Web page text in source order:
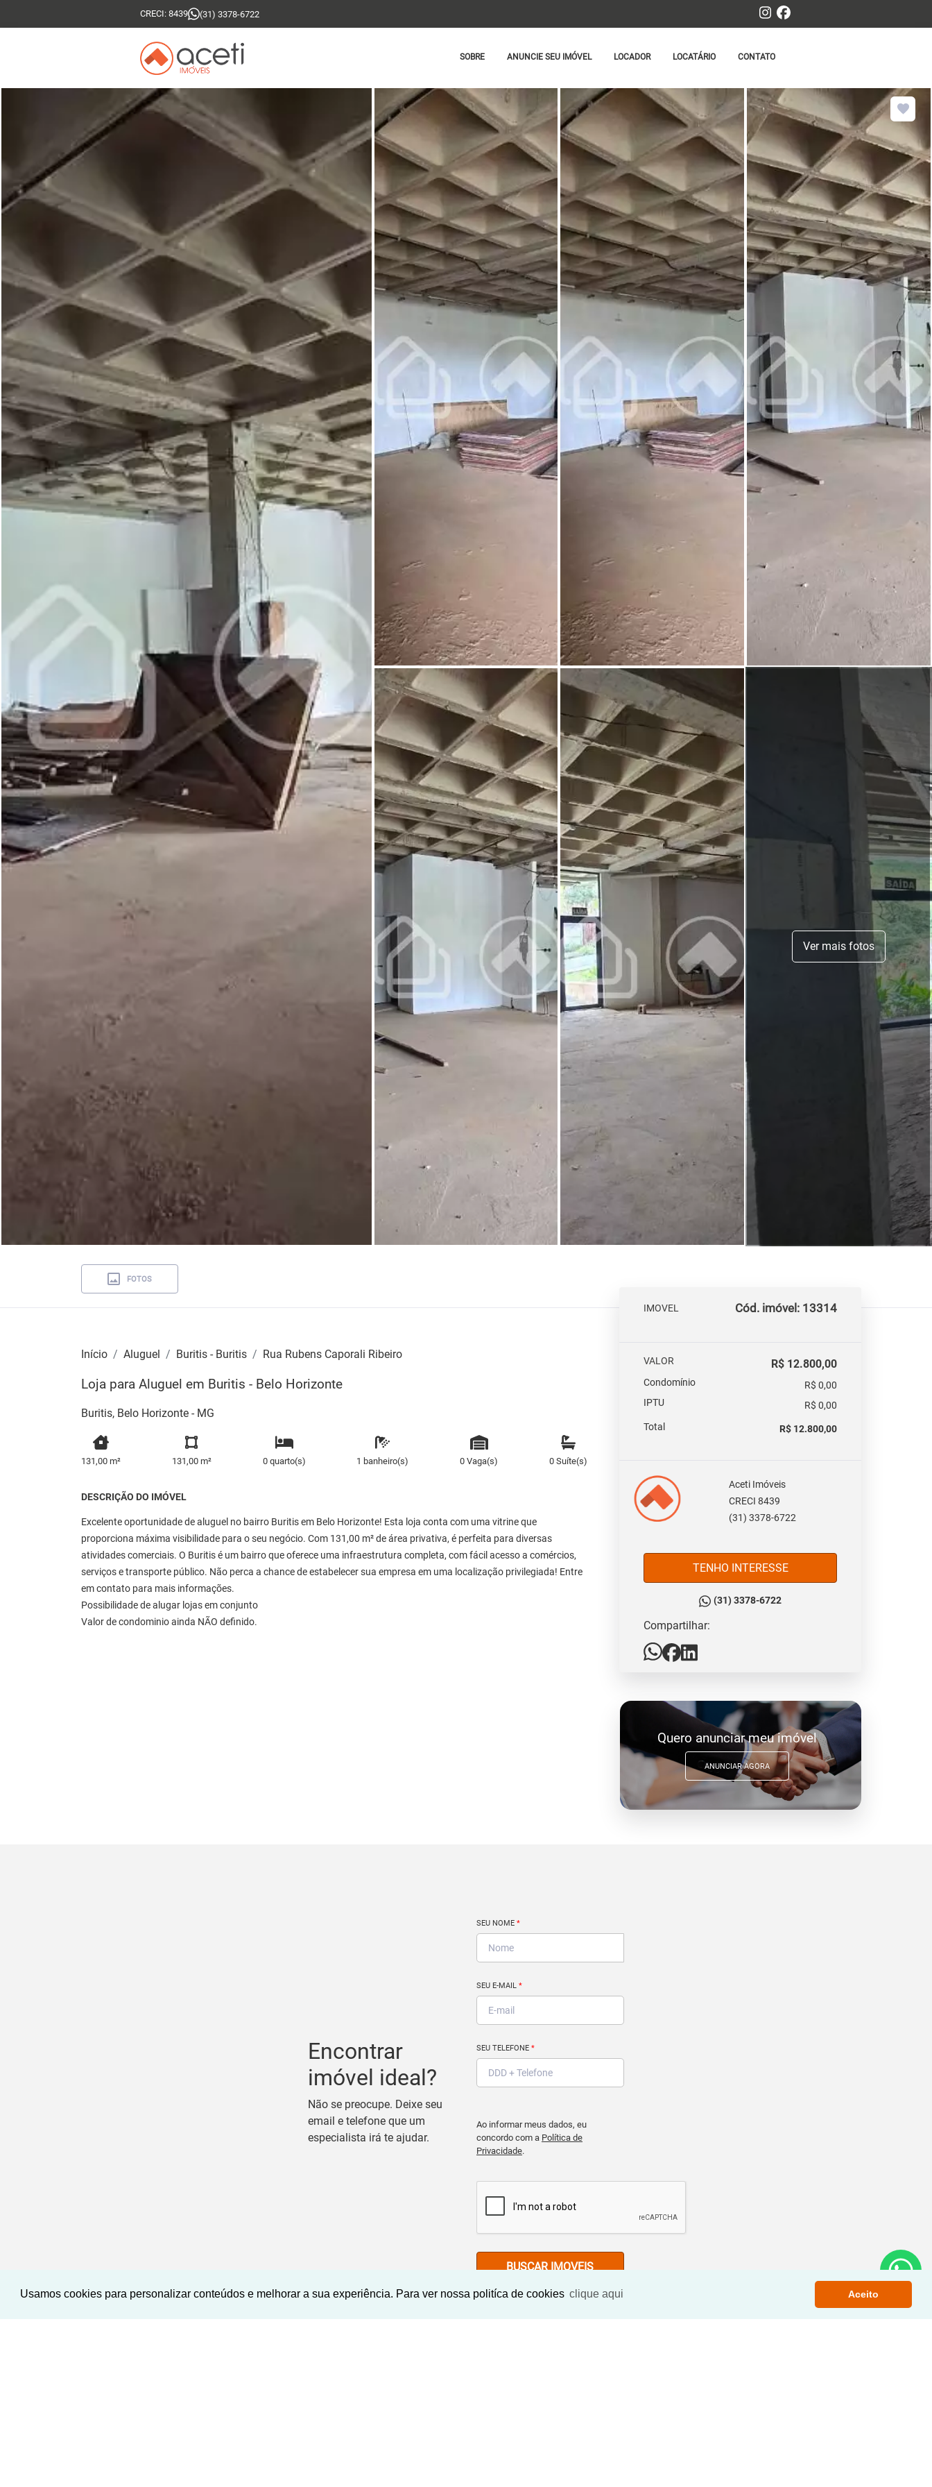
Usamos cookies para personalizar conteúdos e melhorar a sua experiência. Para ver nossa politíca de cookies clique aqui Aceito
CRECI: 8439 (31) 3378-6722
SOBRE ANUNCIE SEU IMÓVEL LOCADOR LOCATÁRIO CONTATO
Ver mais fotos
FOTOS
Início Aluguel Buritis - Buritis Rua Rubens Caporali Ribeiro
Loja para Aluguel em Buritis - Belo Horizonte
Buritis, Belo Horizonte - MG
131,00 m² 131,00 m² 0 quarto(s) 1 banheiro(s) 0 Vaga(s) 0 Suíte(s)
DESCRIÇÃO DO IMÓVEL
Excelente oportunidade de aluguel no bairro Buritis em Belo Horizonte! Esta loja conta com uma vitrine que
proporciona máxima visibilidade para o seu negócio. Com 131,00 m² de área privativa, é perfeita para diversas
atividades comerciais. O Buritis é um bairro que oferece uma infraestrutura completa, com fácil acesso a comércios,
serviços e transporte público. Não perca a chance de estabelecer sua empresa em uma localização privilegiada! Entre
em contato para mais informações.
Possibilidade de alugar lojas em conjunto
Valor de condominio ainda NÃO definido.
IMOVEL Cód. imóvel: 13314
VALOR R$ 12.800,00
Condomínio
R$ 0,00
IPTU
R$ 0,00
Total
R$ 12.800,00
Aceti Imóveis
CRECI 8439
(31) 3378-6722
TENHO INTERESSE
(31) 3378-6722
Compartilhar:
Quero anunciar meu imóvel
ANUNCIAR AGORA
Encontrar
imóvel ideal?
Não se preocupe. Deixe seu
email e telefone que um
especialista irá te ajudar.
SEU NOME *
SEU E-MAIL *
SEU TELEFONE *
Ao informar meus dados, eu
concordo com a Política de
Privacidade.
BUSCAR IMOVEIS